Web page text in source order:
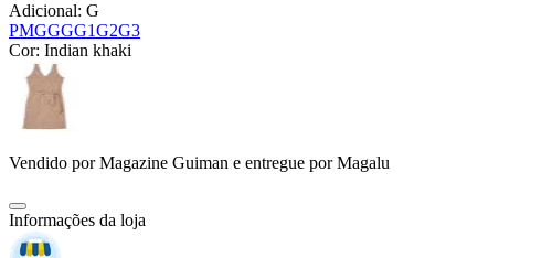
Adicional: G
PMGGGG1G2G3
Cor: Indian khaki
Vendido porMagazine Guiman e entregue por Magalu
Informações da loja